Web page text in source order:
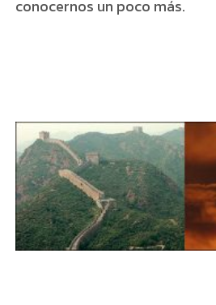
conocernos un poco más.